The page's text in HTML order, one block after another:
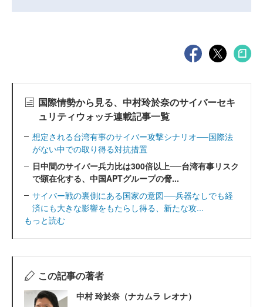
国際情勢から見る、中村玲於奈のサイバーセキ
ュリティウォッチ連載記事一覧
想定される台湾有事のサイバー攻撃シナリオ──国際法
がない中での取り得る対抗措置
日中間のサイバー兵力比は300倍以上──台湾有事リスク
で顕在化する、中国APTグループの脅...
サイバー戦の裏側にある国家の意図──兵器なしでも経
済にも大きな影響をもたらし得る、新たな攻...
もっと読む
この記事の著者
中村 玲於奈（ナカムラ レオナ）